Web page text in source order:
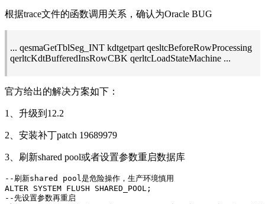
根据trace文件的函数调用关系，确认为Oracle BUG
... qesmaGetTblSeg_INT kdtgetpart qesltcBeforeRowProcessing
qerltcKdtBufferedInsRowCBK qerltcLoadStateMachine ...
官方给出的解决方案如下：
1、升级到12.2
2、安装补丁patch 19689979
3、刷新shared pool或者设置参数重启数据库
--刷新shared pool是危险操作，生产环境慎用
ALTER SYSTEM FLUSH SHARED_POOL;
--先设置参数再重启